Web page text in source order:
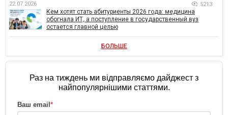
22.07.2026 5213
Кем хотят стать абитуриенты 2026 года: медицина
обогнала ИТ, а поступление в государственный вуз
остается главной целью
БОЛЬШЕ
Раз на тиждень ми відправляємо дайджест з
найпопулярнішими статтями.
Ваш email *